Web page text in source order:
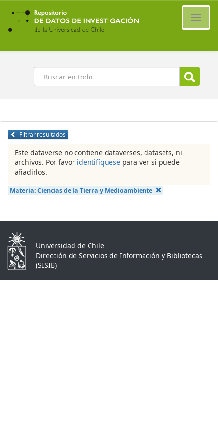
Ir
contenido
principal
Buscar
Filtrar resultados
Este dataverse no contiene dataverses, datasets, ni
archivos. Por favor identifíquese para ver si puede
añadirlos.
Materia: Ciencias de la Tierra y Medioambiente
Universidad de Chile
Dirección de Servicios de Información y Bibliotecas
(SISIB)